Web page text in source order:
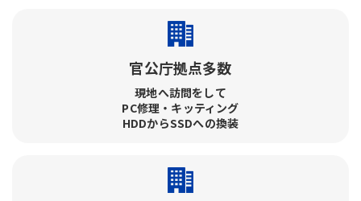
官公庁拠点多数
現地へ訪問をして​
PC修理・キッティング​
HDDからSSDへの換装